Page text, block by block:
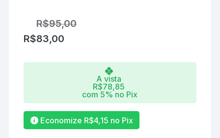
R$95,00
R$83,00
A vista
R$78,85
com 5% no Pix
Economize R$4,15 no Pix